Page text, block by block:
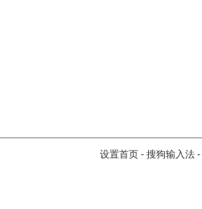
设置首页 - 搜狗输入法 -